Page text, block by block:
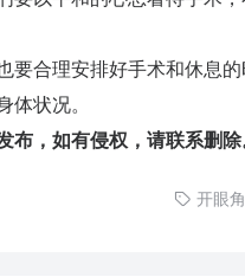
合理安排好手术和休息的
状况。
，如有侵权，请联系删除
开眼